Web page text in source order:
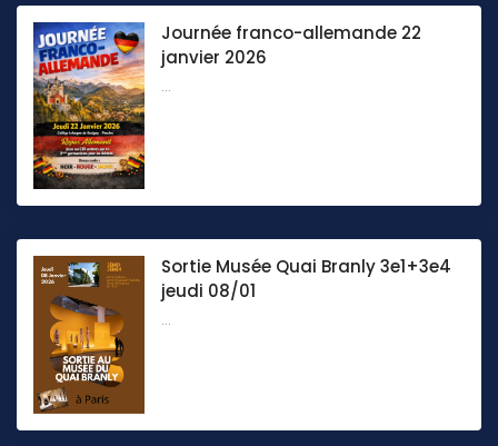
Journée franco-allemande 22
janvier 2026
...
Sortie Musée Quai Branly 3e1+3e4
jeudi 08/01
...